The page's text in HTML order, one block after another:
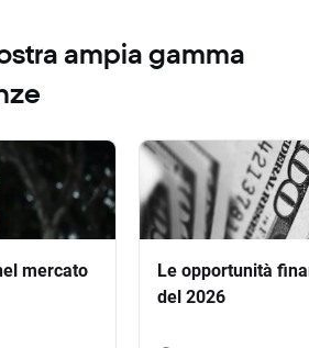
ampia gamma
mercato
Le opportunità
del 2026